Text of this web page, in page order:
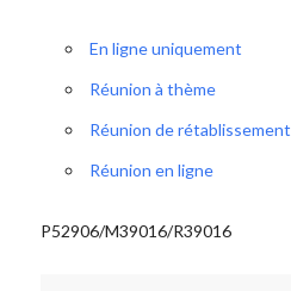
En ligne uniquement
Réunion à thème
Réunion de rétablissement
Réunion en ligne
P52906/M39016/R39016